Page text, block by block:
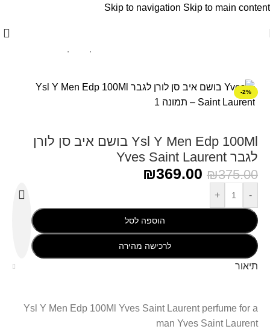
Skip to navigation Skip to main content
-2%
Ysl Y Men Edp 100Ml בושם איב סן לורן
לגבר Yves Saint Laurent
₪375.00
₪369.00
-
+
הוספה לסל
לרכישה מהירה
תיאור
Ysl Y Men Edp 100Ml Yves Saint Laurent perfume for a
man Yves Saint Laurent